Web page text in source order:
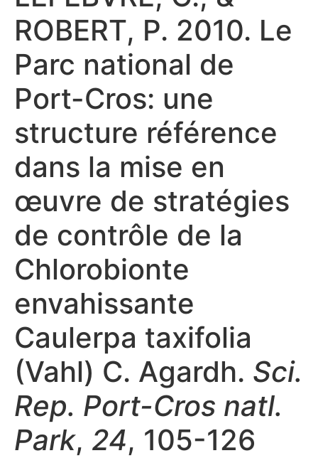
ROBERT, P. 2010. Le
Parc national de
Port-Cros: une
structure référence
dans la mise en
œuvre de stratégies
de contrôle de la
Chlorobionte
envahissante
Caulerpa taxifolia
(Vahl) C. Agardh. Sci.
Rep. Port-Cros natl.
Park, 24, 105-126